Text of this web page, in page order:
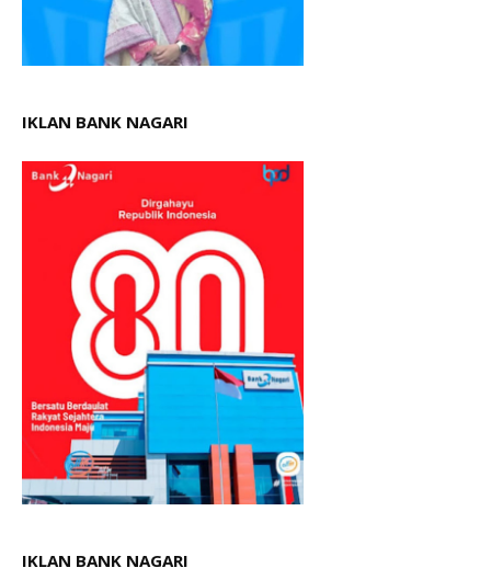
IKLAN BANK NAGARI
IKLAN BANK NAGARI